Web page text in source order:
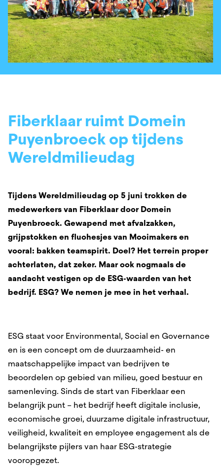
Fiberklaar ruimt Domein
Puyenbroeck op tijdens
Wereldmilieudag
Tijdens Wereldmilieudag op 5 juni trokken de
medewerkers van Fiberklaar door Domein
Puyenbroeck. Gewapend met afvalzakken,
grijpstokken en fluohesjes van Mooimakers en
vooral: bakken teamspirit. Doel? Het terrein proper
achterlaten, dat zeker. Maar ook nogmaals de
aandacht vestigen op de ESG-waarden van het
bedrijf. ESG? We nemen je mee in het verhaal.
ESG staat voor Environmental, Social en Governance
en is een concept om de duurzaamheid- en
maatschappelijke impact van bedrijven te
beoordelen op gebied van milieu, goed bestuur en
samenleving. Sinds de start van Fiberklaar een
belangrijk punt – het bedrijf heeft digitale inclusie,
economische groei, duurzame digitale infrastructuur,
veiligheid, kwaliteit en employee engagement als de
belangrijkste pijlers van haar ESG-strategie
vooropgezet.